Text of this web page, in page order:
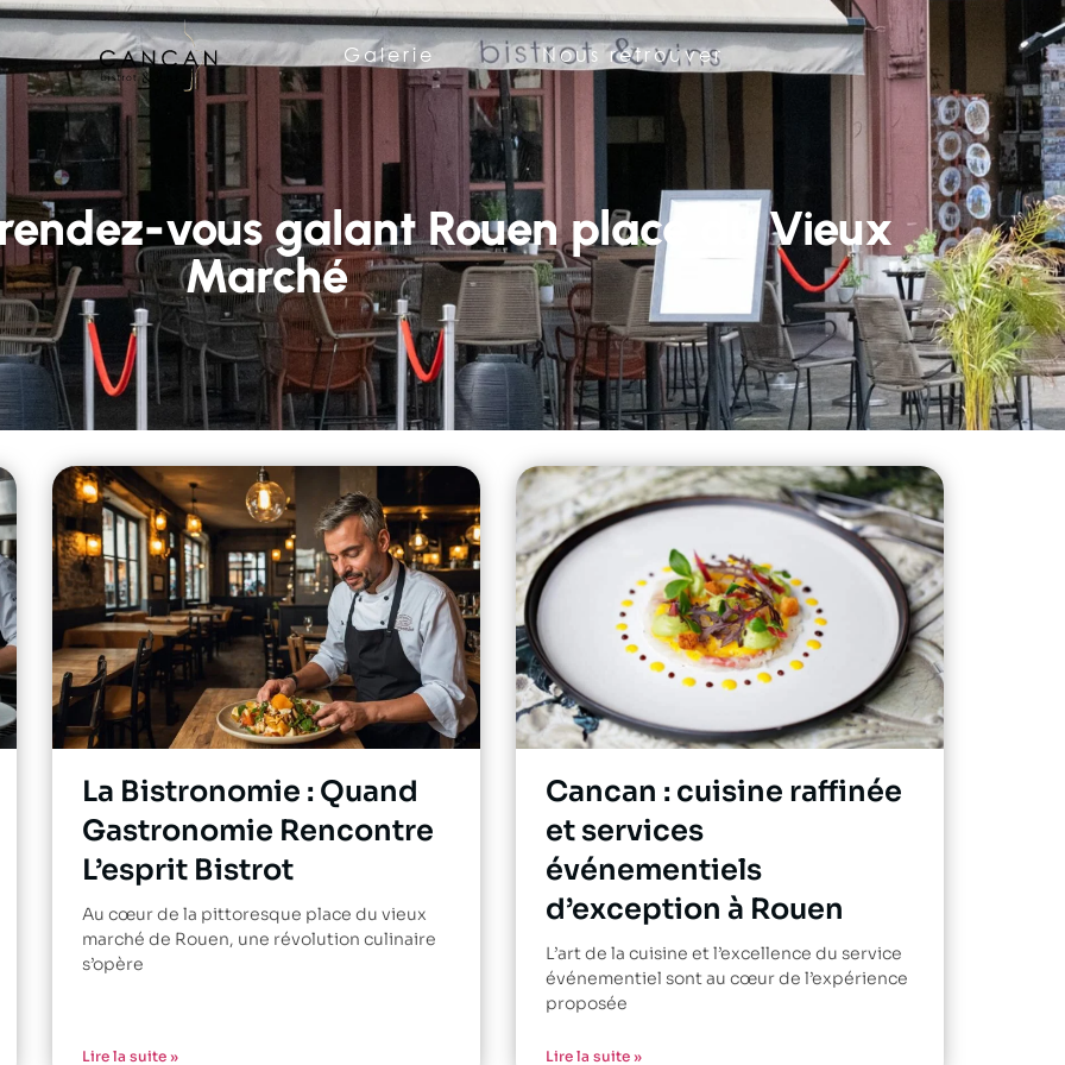
Galerie Nous retrouver
vous galant Rouen place du Vieux
Marché
La Bistronomie : Quand
Gastronomie Rencontre
L’esprit Bistrot
Au cœur de la pittoresque place du vieux
marché de Rouen, une révolution culinaire
s’opère
Lire la suite »
Cancan : cuisine raffinée
et services
événementiels
d’exception à Rouen
L’art de la cuisine et l’excellence du service
événementiel sont au cœur de l’expérience
proposée
Lire la suite »